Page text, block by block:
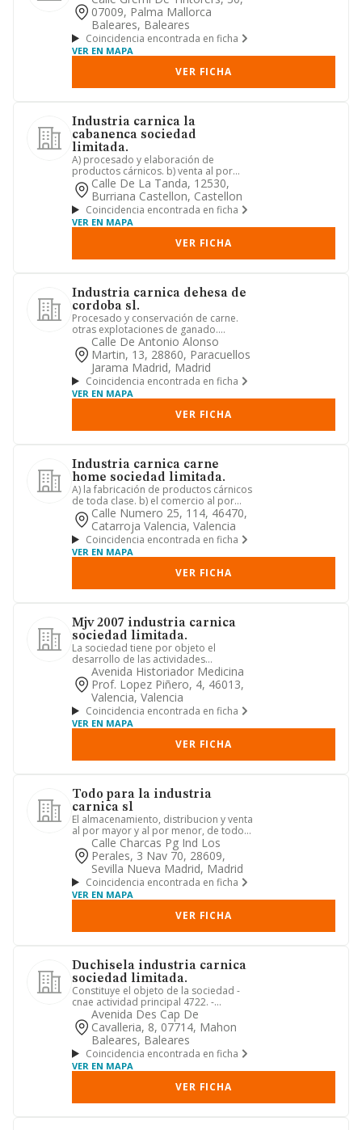
07009, Palma Mallorca
Baleares, Baleares
Coincidencia encontrada en ficha
VER EN MAPA
VER FICHA
Industria carnica la
cabanenca sociedad
limitada.
A) procesado y elaboración de
productos cárnicos. b) venta al por
mayor de productos cárnicos. c) v...
Calle De La Tanda, 12530,
Burriana Castellon, Castellon
Coincidencia encontrada en ficha
VER EN MAPA
VER FICHA
Industria carnica dehesa de
cordoba sl.
Procesado y conservación de carne.
otras explotaciones de ganado.
elaboración de productos cárnicos...
Calle De Antonio Alonso
Martin, 13, 28860, Paracuellos
Jarama Madrid, Madrid
Coincidencia encontrada en ficha
VER EN MAPA
VER FICHA
Industria carnica carne
home sociedad limitada.
A) la fabricación de productos cárnicos
de toda clase. b) el comercio al por
menor de vinos y bebid...
Calle Numero 25, 114, 46470,
Catarroja Valencia, Valencia
Coincidencia encontrada en ficha
VER EN MAPA
VER FICHA
Mjv 2007 industria carnica
sociedad limitada.
La sociedad tiene por objeto el
desarrollo de las actividades
correspondientes a los siguientes
cód...
Avenida Historiador Medicina
Prof. Lopez Piñero, 4, 46013,
Valencia, Valencia
Coincidencia encontrada en ficha
VER EN MAPA
VER FICHA
Todo para la industria
carnica sl
El almacenamiento, distribucion y venta
al por mayor y al por menor, de todo
tipo de maquinaria, ut...
Calle Charcas Pg Ind Los
Perales, 3 Nav 70, 28609,
Sevilla Nueva Madrid, Madrid
Coincidencia encontrada en ficha
VER EN MAPA
VER FICHA
Duchisela industria carnica
sociedad limitada.
Constituye el objeto de la sociedad -
cnae actividad principal 4722. -
comercio al por menor de carne...
Avenida Des Cap De
Cavalleria, 8, 07714, Mahon
Baleares, Baleares
Coincidencia encontrada en ficha
VER EN MAPA
VER FICHA